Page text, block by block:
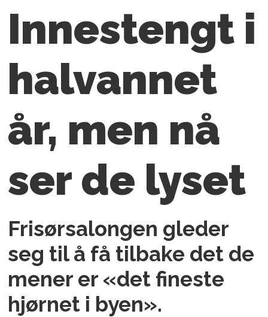
Innestengt i
halvannet
år, men nå
ser de lyset
Frisørsalongen gleder
seg til å få tilbake det de
mener er «det fineste
hjørnet i byen».